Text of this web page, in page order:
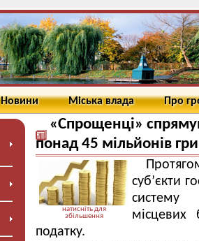
Новини Міська влада Про
«Спрощенці»
понад 45 мільйонів
натисніть для
збільшення
суб’єкти
систему
податку.